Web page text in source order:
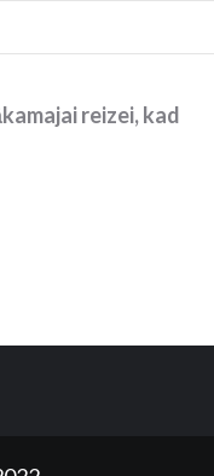
reizei, kad